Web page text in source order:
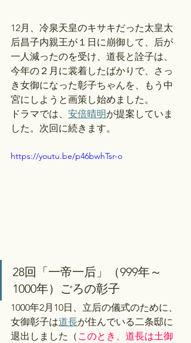
12月、冷泉天皇のキサキだった太皇太
后昌子内親王が１日に崩御して、后が
一人減ったのを受け、道長と詮子は、
今年の２月に裳着したばかりで、さっ
き女御になった彰子ちゃんを、もう中
宮にしようと画策し始めました。
ドラマでは、 安倍晴明が提案していま
した。次回に続きます。
https://youtu.be/p46bwhTsr-o
28回「一帝一后」（999年～
1000年）ごろの彰子
1000年2月10日、立后の儀式のために、
女御彰子は道長が住んでいる二条邸に
退出しました（ このとき、道長は土御